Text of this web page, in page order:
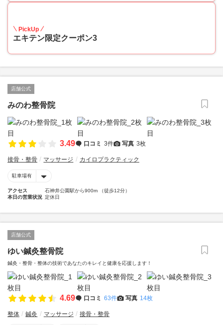
PickUp
エキテン限定クーポン3
店舗公式
みのわ整骨院
3.49 口コミ 3件 写真 3枚
接骨・整骨 マッサージ カイロプラクティック
駐車場有
アクセス
石神井公園駅から900m （徒歩12分）
本日の営業状況 定休日
店舗公式
ゆい鍼灸整骨院
鍼灸・整骨・整体の技術であなたのキレイと健康を応援します！
4.69 口コミ 63件 写真 14枚
整体 鍼灸 マッサージ 接骨・整骨